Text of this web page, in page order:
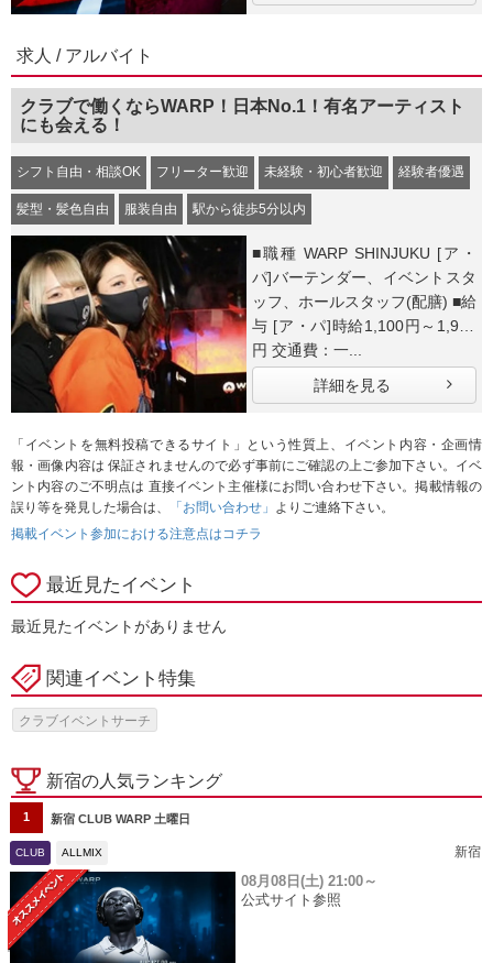
求人 / アルバイト
クラブで働くならWARP！日本No.1！有名アーティスト
にも会える！
シフト自由・相談OK フリーター歓迎 未経験・初心者歓迎 経験者優遇
髪型・髪色自由 服装自由 駅から徒歩5分以内
■職種 WARP SHINJUKU [ア・
パ]バーテンダー、イベントスタ
ッフ、ホールスタッフ(配膳) ■給
与 [ア・パ]時給1,100円～1,938
円 交通費：一...
詳細を見る
「イベントを無料投稿できるサイト」という性質上、イベント内容・企画情
報・画像内容は 保証されませんので必ず事前にご確認の上ご参加下さい。イベ
ント内容のご不明点は 直接イベント主催様にお問い合わせ下さい。掲載情報の
誤り等を発見した場合は、
「お問い合わせ」 よりご連絡下さい。
掲載イベント参加における注意点はコチラ
最近見たイベント
最近見たイベントがありません
関連イベント特集
クラブイベントサーチ
新宿の人気ランキング
1 新宿 CLUB WARP 土曜日
CLUB ALLMIX 新宿
08月08日(土) 21:00～
公式サイト参照